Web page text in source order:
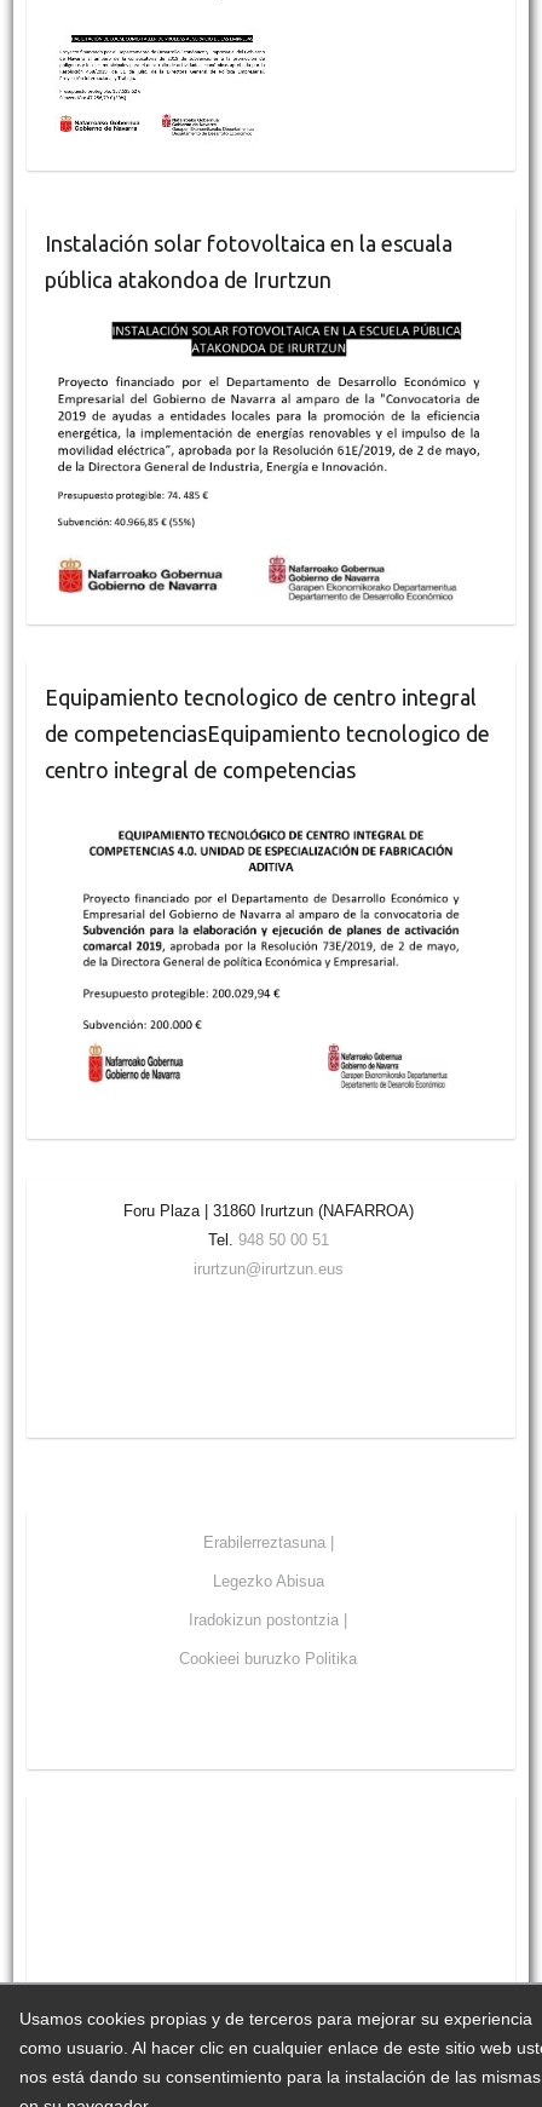
Usamos cookies propias y de terceros para mejorar su experiencia
como usuario. Al hacer clic en cualquier enlace de este sitio web
nos está dando su consentimiento para la instalación de las mismas
Instalación solar fotovoltaica en la escuala
pública atakondoa de Irurtzun
Equipamiento tecnologico de centro integral
de competenciasEquipamiento tecnologico de
centro integral de competencias
Foru Plaza | 31860 Irurtzun (NAFARROA)
Tel. 948 50 00 51
irurtzun@irurtzun.eus
Erabilerreztasuna |
Legezko Abisua
Iradokizun postontzia |
Cookieei buruzko Politika